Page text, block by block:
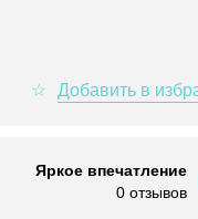
Яркое впечатление
0 отзывов